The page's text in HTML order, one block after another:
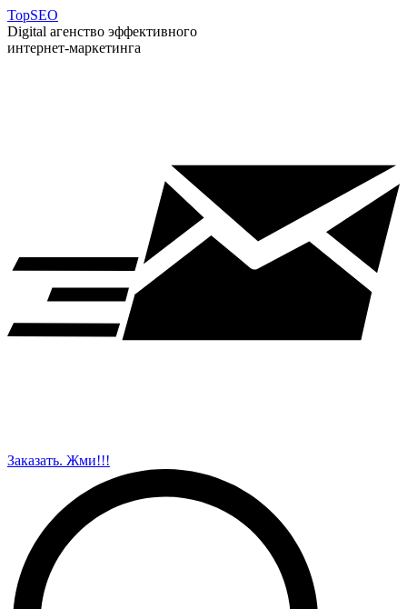
TopSEO
Digital агенство эффективного
интернет-маркетинга
Заказать. Жми!!!